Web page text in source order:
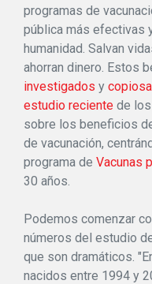
programas de
pública más efectivas
humanidad. Salvan
ahorran dinero. Estos
investigados y
estudio reciente de
sobre los beneficios
de vacunación,
programa de Vacunas
30 años.
Podemos comenzar
números del estudio
que son dramáticos.
nacidos entre 1994 y